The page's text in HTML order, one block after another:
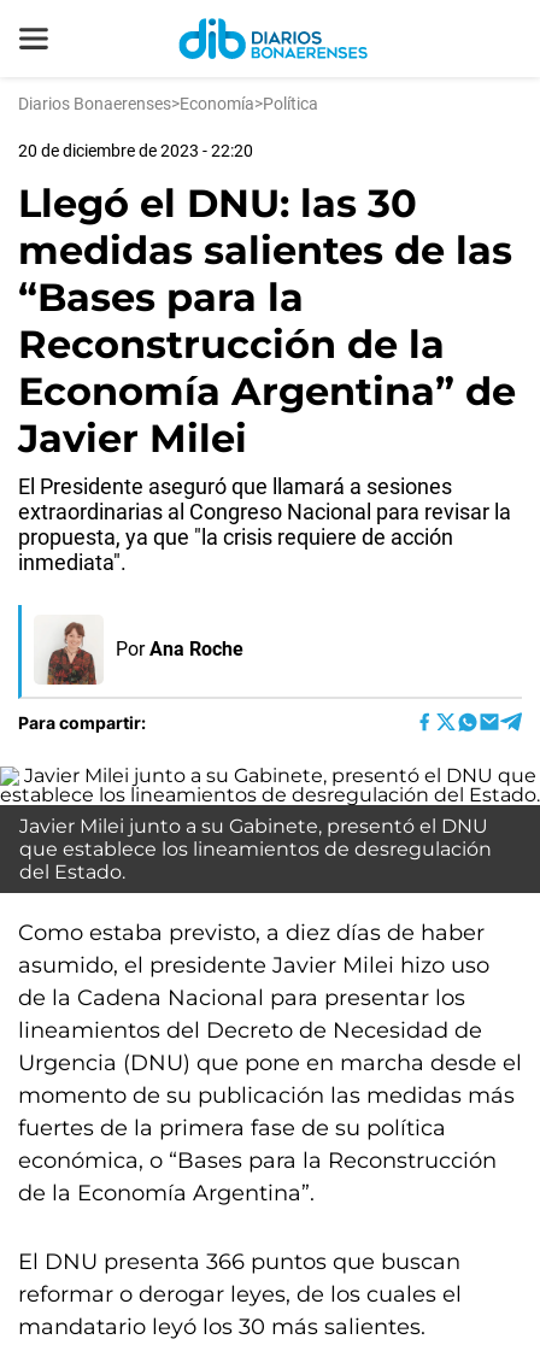
Diarios Bonaerenses>Economía>Política
20 de diciembre de 2023 - 22:20
Llegó el DNU: las 30
medidas salientes de las
“Bases para la
Reconstrucción de la
Economía Argentina” de
Javier Milei
El Presidente aseguró que llamará a sesiones
extraordinarias al Congreso Nacional para revisar la
propuesta, ya que "la crisis requiere de acción
inmediata".
Por Ana Roche
Para compartir:
Javier Milei junto a su Gabinete, presentó el DNU
que establece los lineamientos de desregulación
del Estado.
Como estaba previsto, a diez días de haber
asumido, el presidente Javier Milei hizo uso
de la Cadena Nacional para presentar los
lineamientos del Decreto de Necesidad de
Urgencia (DNU) que pone en marcha desde el
momento de su publicación las medidas más
fuertes de la primera fase de su política
económica, o “Bases para la Reconstrucción
de la Economía Argentina”.
El DNU presenta 366 puntos que buscan
reformar o derogar leyes, de los cuales el
mandatario leyó los 30 más salientes.